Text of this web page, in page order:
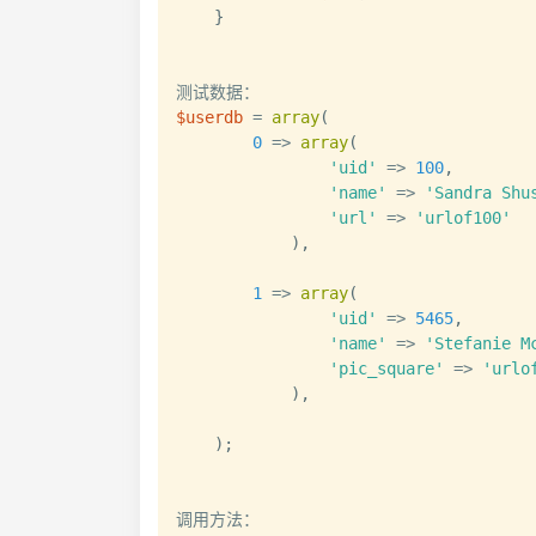
}
$userdb = array(
0 => array(
'uid'
=> 100,
'name'
=> 'Sandra
'url'
=>
'urlof100'
) ,
1 => array(
'uid'
=> 5465,
'name'
=> 'Stefanie
'pic_square'
=>
) ,
) ;